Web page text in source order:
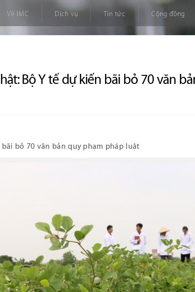
Về IMC Dịch vụ Tin tức Cộng đồng
Bộ Y tế dự kiến bãi bỏ 70 văn
bãi bỏ 70 văn bản quy phạm pháp luật